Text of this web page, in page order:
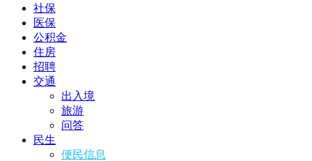
社保
医保
公积金
住房
招聘
交通
出入境
旅游
问答
民生
便民信息